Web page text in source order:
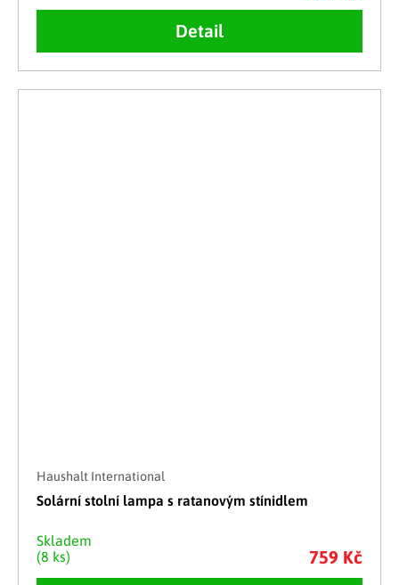
Detail
Haushalt International
Solární stolní lampa s ratanovým stínidlem
Skladem
(8 ks)
759 Kč